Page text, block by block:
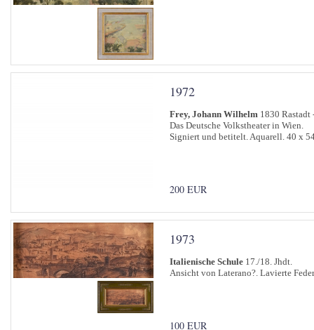
1972
Frey, Johann Wilhelm 1830 Rastadt
Das Deutsche Volkstheater in Wien.
Signiert und betitelt. Aquarell. 40 x
200 EUR
1973
Italienische Schule 17./18. Jhdt.
Ansicht von Laterano?. Lavierte
100 EUR